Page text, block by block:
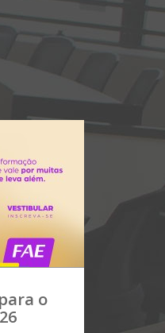
o